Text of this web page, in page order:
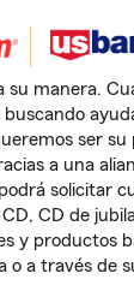
su manera.
ser
a una
solicitar
CD de
y productos
o a través de